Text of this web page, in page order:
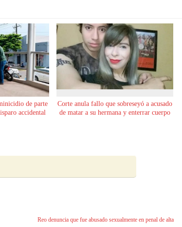
de parte
accidental
Corte anula fallo que sobreseyó a acusado
de matar a su hermana y enterrar cuerpo
Reo denuncia que fue abusado sexualmente en penal de alta